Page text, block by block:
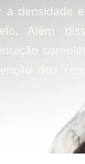
a densidade
Além
dos